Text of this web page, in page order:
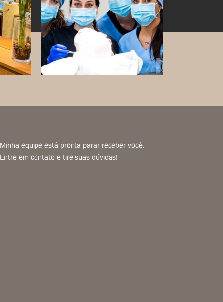
Minha equipe está pronta parar receber você.
Entre em contato e tire suas dúvidas!